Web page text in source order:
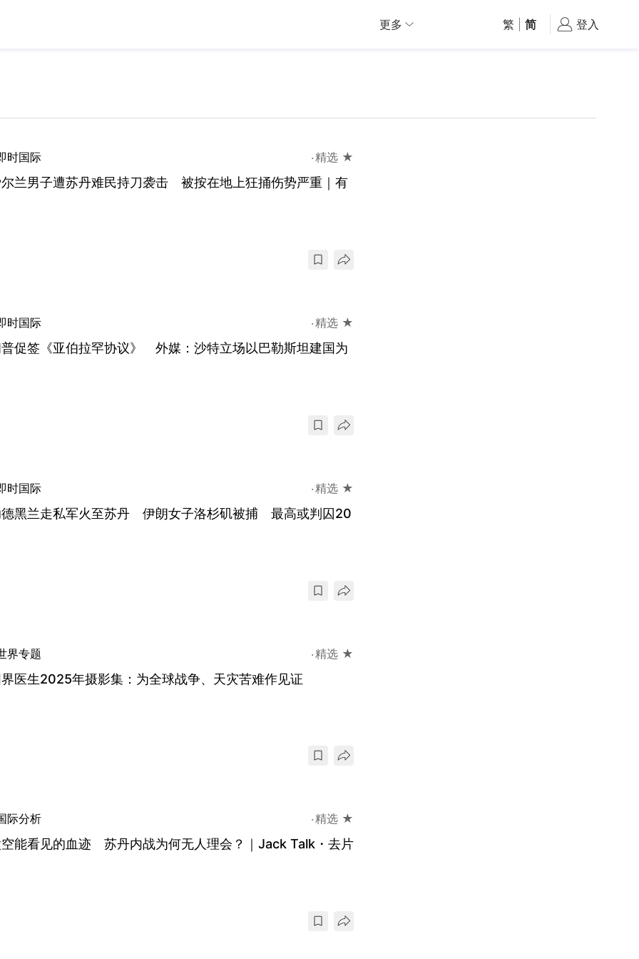
更多 繁 简 登入
时国际 精选 ★
兰男子遭苏丹难民持刀袭击 被按在地上狂捅伤势严重｜有
时国际 精选 ★
促签《亚伯拉罕协议》 外媒：沙特立场以巴勒斯坦建国为
时国际 精选 ★
黑兰走私军火至苏丹 伊朗女子洛杉矶被捕 最高或判囚20
界专题 精选 ★
医生2025年摄影集：为全球战争、天灾苦难作见证
际分析 精选 ★
能看见的血迹 苏丹内战为何无人理会？｜Jack Talk・去片